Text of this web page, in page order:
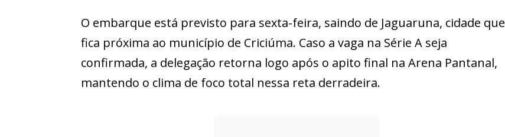
O embarque está previsto para sexta-feira, saindo de Jaguaruna, cidade que
fica próxima ao município de Criciúma. Caso a vaga na Série A seja
confirmada, a delegação retorna logo após o apito final na Arena Pantanal,
mantendo o clima de foco total nessa reta derradeira.